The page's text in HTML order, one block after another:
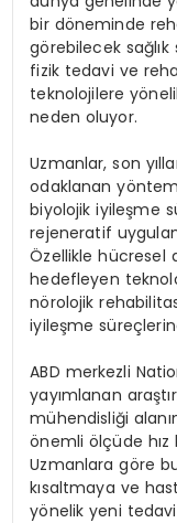
bir döneminde
görebilecek sağlık
fizik tedavi ve
teknolojilere
neden oluyor.
Uzmanlar, son
odaklanan
biyolojik iyileşme
rejeneratif
Özellikle hücresel
hedefleyen
nörolojik
iyileşme
ABD merkezli
yayımlanan
mühendisliği
önemli ölçüde hız
Uzmanlara göre
kısaltmaya ve
yönelik yeni tedavi